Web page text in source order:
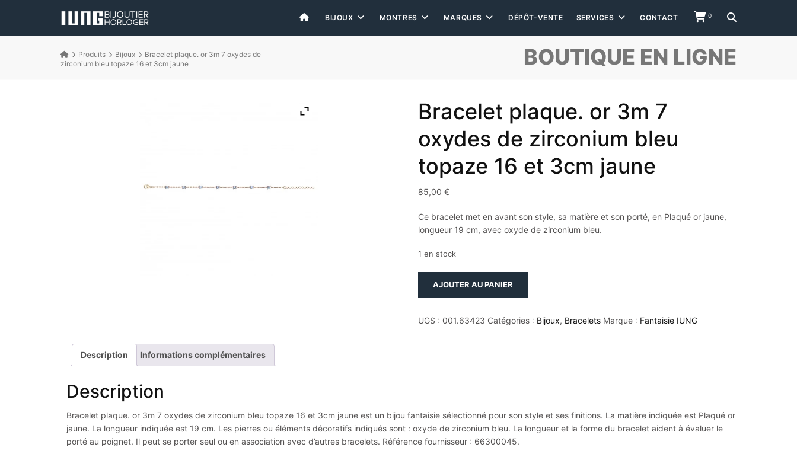
0
BIJOUX MONTRES MARQUES DÉPÔT-VENTE SERVICES CONTACT
BOUTIQUE EN LIGNE
Produits Bijoux
Bracelet plaque. or 3m 7 oxydes de
zirconium bleu topaze 16 et 3cm jaune
Bracelet plaque. or 3m 7
oxydes de zirconium bleu
topaze 16 et 3cm jaune
85,00 €
Ce bracelet met en avant son style, sa matière et son porté, en Plaqué or jaune,
longueur 19 cm, avec oxyde de zirconium bleu.
1 en stock
plaque.
oxydes
topaze
16
et
AJOUTER AU PANIER
UGS : 001.63423 Catégories : Bijoux, Bracelets Marque : Fantaisie IUNG
Description Informations complémentaires
Description
Bracelet plaque. or 3m 7 oxydes de zirconium bleu topaze 16 et 3cm jaune est un bijou fantaisie sélectionné pour son style et ses finitions. La matière indiquée est Plaqué or
jaune. La longueur indiquée est 19 cm. Les pierres ou éléments décoratifs indiqués sont : oxyde de zirconium bleu. La longueur et la forme du bracelet aident à évaluer le
porté au poignet. Il peut se porter seul ou en association avec d’autres bracelets. Référence fournisseur : 66300045.